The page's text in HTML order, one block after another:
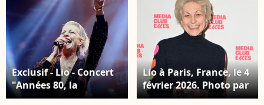
Exclusif - Lio - Concert
"Années 80, la
tournée" au Zénith de
Lio à Paris, France, le 4
février 2026. Photo par
Mireille